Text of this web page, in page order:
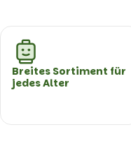
Breites Sortiment für
jedes Alter